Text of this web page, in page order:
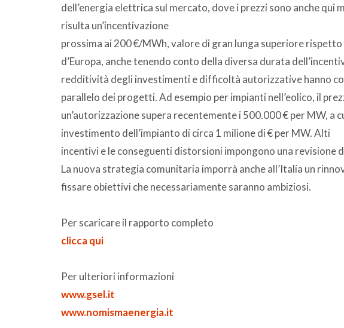
dell’energia elettrica sul mercato, dove i prezzi sono anche qui
risulta un’incentivazione
prossima ai 200 €/MWh, valore di gran lunga superiore
d’Europa, anche tenendo conto della diversa durata
redditività degli investimenti e difficoltà autorizzative hanno
parallelo dei progetti. Ad esempio per impianti nell’eolico, il
un’autorizzazione supera recentemente i 500.000 € per MW, a
investimento dell’impianto di circa 1 milione di € per MW. Alti
incentivi e le conseguenti distorsioni impongono una revisione
La nuova strategia comunitaria imporrà anche all’Italia un
fissare obiettivi che necessariamente saranno ambiziosi.
Per scaricare il rapporto completo
clicca qui
Per ulteriori informazioni
www.gsel.it
www.nomismaenergia.it